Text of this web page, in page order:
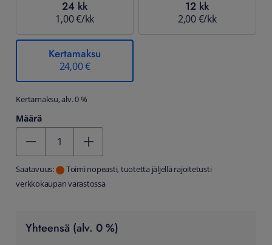
24 kk
1,00 €/kk
12 kk
2,00 €/kk
Kertamaksu
24,00 €
Kertamaksu, alv. 0 %
Määrä
Saatavuus:
Toimi nopeasti, tuotetta jäljellä rajoitetusti
verkkokaupan varastossa
Yhteensä (alv. 0 %)